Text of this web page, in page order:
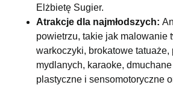
Elżbietę Sugier.
Atrakcje dla najmłodszych:
powietrzu, takie jak malowanie
warkoczyki, brokatowe
mydlanych, karaoke,
plastyczne i sensomotoryczne